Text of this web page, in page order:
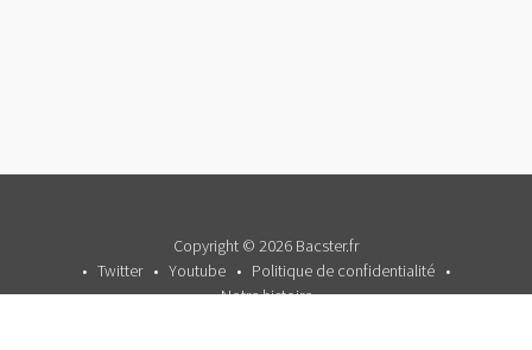
Copyright © 2026 Bacster.fr
Twitter
Youtube
Politique de confidentialité
Notre histoire